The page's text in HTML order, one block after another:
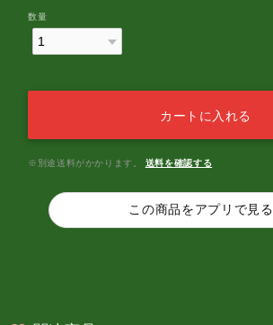
数量
カートに入れる
※別途送料がかかります。 送料を確認する
この商品をアプリで見る